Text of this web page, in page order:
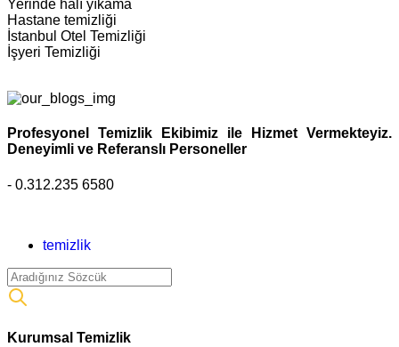
Yerinde halı yıkama
Hastane temizliği
İstanbul Otel Temizliği
İşyeri Temizliği
Profesyonel Temizlik Ekibimiz ile Hizmet Vermekteyiz.
Deneyimli ve Referanslı Personeller
- 0.312.235 6580
temizlik
Kurumsal Temizlik